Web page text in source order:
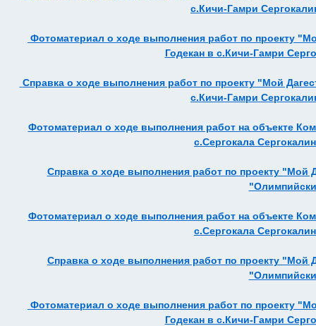
с.Кичи-Гамри
Фотоматериал о ходе выполнения работ по проекту
Годекан в с.Кичи-Гамри
Справка о ходе выполнения работ по проекту "Мой
с.Кичи-Гамри
Фотоматериал о ходе выполнения работ на объекте
с.Сергокала
Справка о ходе выполнения работ по проекту "Мой
Фотоматериал о ходе выполнения работ на объекте
с.Сергокала
Справка о ходе выполнения работ по проекту "Мой
Фотоматериал о ходе выполнения работ по проекту
Годекан в с.Кичи-Гамри